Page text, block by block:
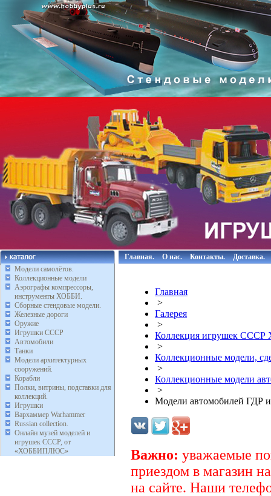
Модели самолётов.
Коллекционные модели
Аэрографы компрессоры,
инструменты ХОББИ.
Сборные стендовые модели.
Железные дороги
Оружие
Игрушки СССР
Автомобили
Танки
Модели архитектурных
сооружений.
Корабли
Полки, витрины, подставки для
коллекций.
Игрушки
Вархаммер Warhammer
Russian collection.
Онлайн музей моделей и
игрушек СССР, от
«ХОББИПЛЮС»
Главная. О нас. Контакты. Доставка.
Главная
>
Галерея
>
Коллекция игрушек
>
Коллекционные модели,
>
Коллекционные модели
>
Модели автомобилей ГДР
Важно: уважаемые
приездом в магазин
на сайте. Наши